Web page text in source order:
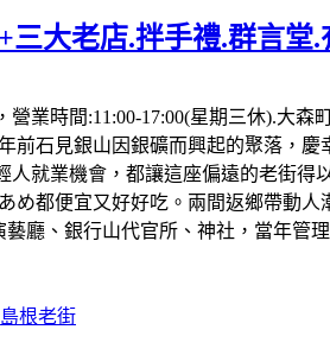
三大老店.拌手禮.群言堂
業時間:11:00-17:00(星期三休).大
石見銀山因銀礦而興起的聚落，
就業機會，都讓這座偏遠的老街
都便宜又好好吃。兩間返鄉帶動
廳、銀行山代官所、神社，當年管
島根老街